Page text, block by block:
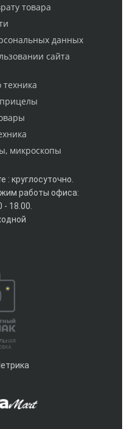
товара
данных
сайта
микроскопы
: круглосуточно.
работы офиса:
- 18.00.